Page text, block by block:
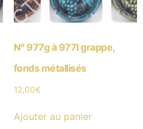
N° 977g à 977l grappe,
fonds métallisés
12,00€
Ajouter au panier